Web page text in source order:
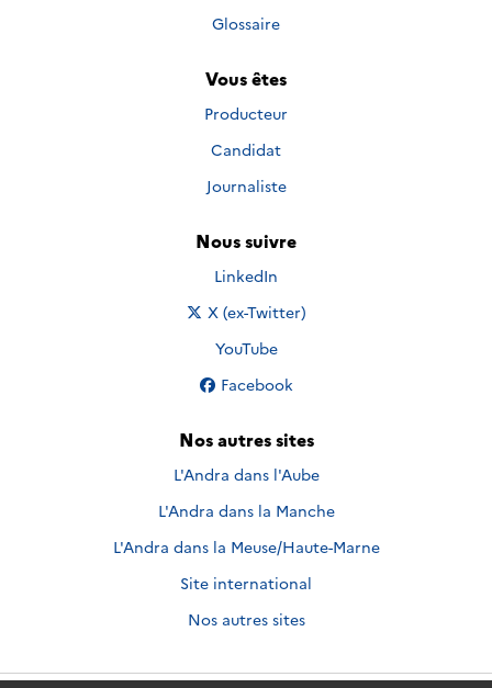
Glossaire
Vous êtes
Producteur
Candidat
Journaliste
Nous suivre
Nous suivre sur
LinkedIn
Nous suivre sur
X (ex-Twitter)
Nous suivre sur
YouTube
Nous suivre sur
Facebook
Nos autres sites
L'Andra dans l'Aube
L'Andra dans la Manche
L'Andra dans la Meuse/Haute-Marne
Site international
Nos autres sites